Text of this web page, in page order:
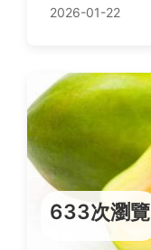
2026-01-22
633次瀏覽